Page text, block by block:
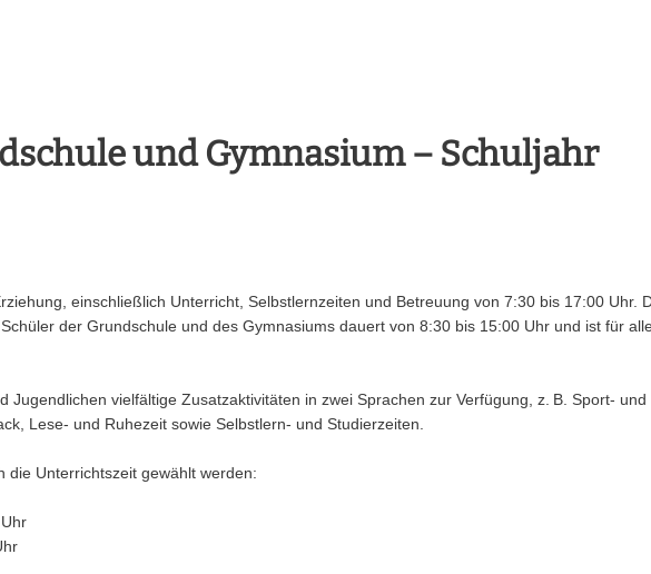
und Gymnasium – Schuljahr
einschließlich Unterricht, Selbstlernzeiten und Betreuung von 7:30 bis 17:00 Uhr.
der Grundschule und des Gymnasiums dauert von 8:30 bis 15:00 Uhr und ist für
vielfältige Zusatzaktivitäten in zwei Sprachen zur Verfügung, z. B. Sport- und
Lese- und Ruhezeit sowie Selbstlern- und Studierzeiten.
die Unterrichtszeit gewählt werden: